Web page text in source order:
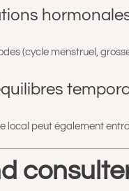
(cycle menstruel,
local peut également